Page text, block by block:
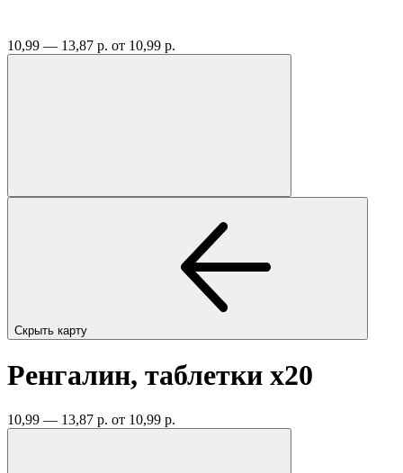
10,99 — 13,87 р. от 10,99 р.
Скрыть карту
Ренгалин, таблетки x20
10,99 — 13,87 р. от 10,99 р.